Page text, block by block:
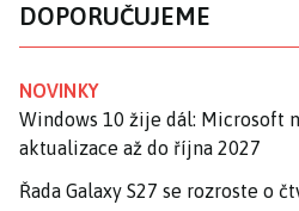
DOPORUČUJEME
NOVINKY
Windows 10 žije dál: Microsoft
aktualizace až do října 2027
Řada Galaxy S27 se rozroste o